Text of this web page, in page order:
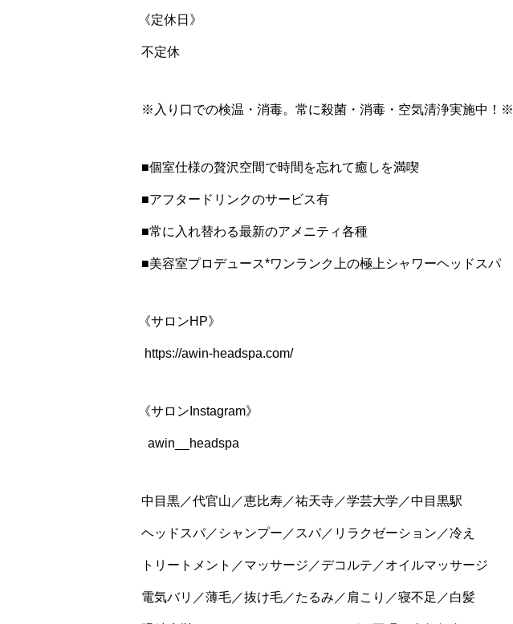
《定休日》
不定休
※入り口での検温・消毒。常に殺菌・消毒・空気清浄実施中！※
■個室仕様の贅沢空間で時間を忘れて癒しを満喫
■アフタードリンクのサービス有
■常に入れ替わる最新のアメニティ各種
■美容室プロデュース*ワンランク上の極上シャワーヘッドスパ
《サロンHP》
https://awin-headspa.com/
《サロンInstagram》
awin__headspa
中目黒／代官山／恵比寿／祐天寺／学芸大学／中目黒駅
ヘッドスパ／シャンプー／スパ／リラクゼーション／冷え
トリートメント／マッサージ／デコルテ／オイルマッサージ
電気バリ／薄毛／抜け毛／たるみ／肩こり／寝不足／白髪